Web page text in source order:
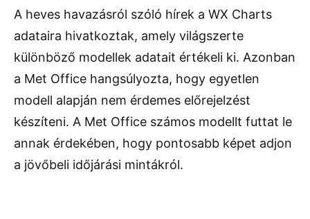
A heves havazásról szóló hírek a WX Charts
adataira hivatkoztak, amely világszerte
különböző modellek adatait értékeli ki. Azonban
a Met Office hangsúlyozta, hogy egyetlen
modell alapján nem érdemes előrejelzést
készíteni. A Met Office számos modellt futtat le
annak érdekében, hogy pontosabb képet adjon
a jövőbeli időjárási mintákról.